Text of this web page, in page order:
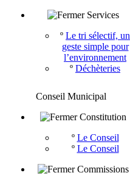
Services
º Le tri sélectif, un
geste simple pour
l’environnement
º Déchèteries
Conseil Municipal
Constitution
º Le Conseil
º Le Conseil
Commissions